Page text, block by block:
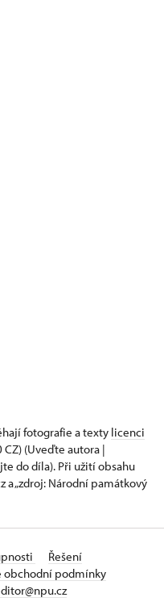
fotografie a texty licenci
CZ) (Uveďte autora |
do díla). Při užití obsahu
a „zdroj: Národní památkový
Řešení
obchodní podmínky